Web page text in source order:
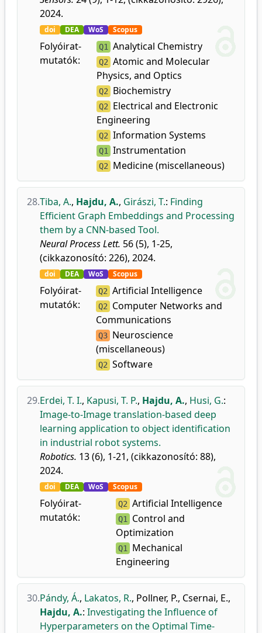
2024.
doi DEA WoS Scopus
Folyóirat-
mutatók:
Q1 Analytical Chemistry
Q2 Atomic and Molecular
Physics, and Optics
Q2 Biochemistry
Q2 Electrical and Electronic
Engineering
Q2 Information Systems
Q1 Instrumentation
Q2 Medicine (miscellaneous)
28.Tiba, A., Hajdu, A., Girászi, T.: Finding
Efficient Graph Embeddings and Processing
them by a CNN-based Tool.
Neural Process Lett. 56 (5), 1-25,
(cikkazonosító: 226), 2024.
doi DEA WoS Scopus
Folyóirat-
mutatók:
Q2 Artificial Intelligence
Q2 Computer Networks and
Communications
Q3 Neuroscience
(miscellaneous)
Q2 Software
29.Erdei, T. I., Kapusi, T. P., Hajdu, A., Husi, G.:
Image-to-Image translation-based deep
learning application to object identification
in industrial robot systems.
Robotics. 13 (6), 1-21, (cikkazonosító: 88),
2024.
doi DEA WoS Scopus
Folyóirat-
mutatók:
Q2 Artificial Intelligence
Q1 Control and
Optimization
Q1 Mechanical
Engineering
30.Pándy, Á., Lakatos, R., Pollner, P., Csernai, E.,
Hajdu, A.: Investigating the Influence of
Hyperparameters on the Optimal Time-